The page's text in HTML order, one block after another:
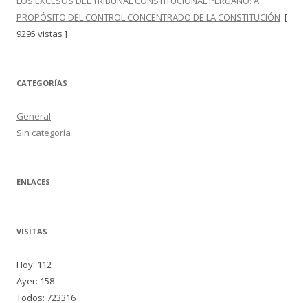
PROPÓSITO DEL CONTROL CONCENTRADO DE LA CONSTITUCIÓN [
9295 vistas ]
CATEGORÍAS
General
Sin categoría
ENLACES
VISITAS
Hoy: 112
Ayer: 158
Todos: 723316